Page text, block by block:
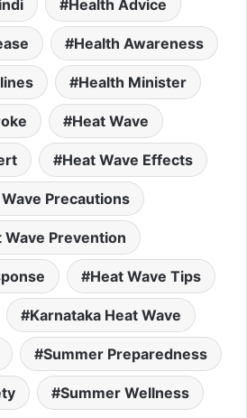
Health Advice
Health Awareness
Health Minister
Heat Wave
Heat Wave Effects
Precautions
Wave Prevention
Heat Wave Tips
Karnataka Heat Wave
Summer Preparedness
Summer Wellness